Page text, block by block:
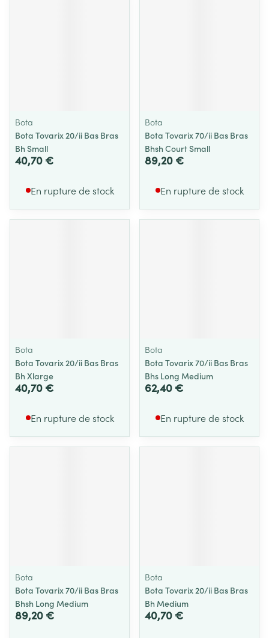
Bota
Bota Tovarix 20/ii Bas Bras
Bh Small
40,70 €
En rupture de stock
Bota
Bota Tovarix 70/ii Bas Bras
Bhsh Court Small
89,20 €
En rupture de stock
Bota
Bota Tovarix 20/ii Bas Bras
Bh Xlarge
40,70 €
En rupture de stock
Bota
Bota Tovarix 70/ii Bas Bras
Bhs Long Medium
62,40 €
En rupture de stock
Bota
Bota Tovarix 70/ii Bas Bras
Bhsh Long Medium
89,20 €
Bota
Bota Tovarix 20/ii Bas Bras
Bh Medium
40,70 €